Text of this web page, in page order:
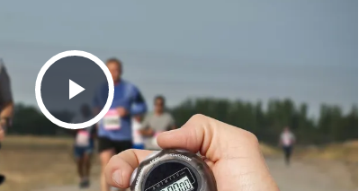
Play Video